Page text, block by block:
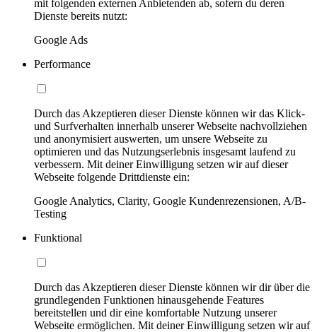
mit folgenden externen Anbietenden ab, sofern du deren
Dienste bereits nutzt:
Google Ads
Performance
Durch das Akzeptieren dieser Dienste können wir das Klick-
und Surfverhalten innerhalb unserer Webseite nachvollziehen
und anonymisiert auswerten, um unsere Webseite zu
optimieren und das Nutzungserlebnis insgesamt laufend zu
verbessern. Mit deiner Einwilligung setzen wir auf dieser
Webseite folgende Drittdienste ein:
Google Analytics, Clarity, Google Kundenrezensionen, A/B-
Testing
Funktional
Durch das Akzeptieren dieser Dienste können wir dir über die
grundlegenden Funktionen hinausgehende Features
bereitstellen und dir eine komfortable Nutzung unserer
Webseite ermöglichen. Mit deiner Einwilligung setzen wir auf